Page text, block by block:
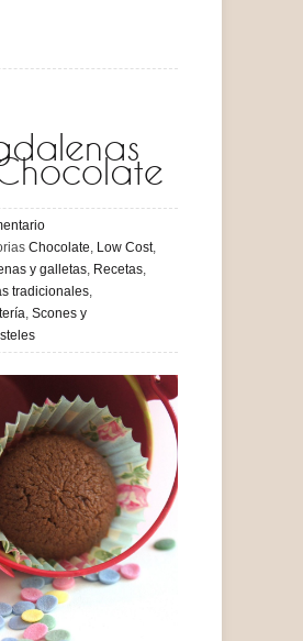
Chocolate Low Cost,
y galletas Recetas
tradicionales
Scones y